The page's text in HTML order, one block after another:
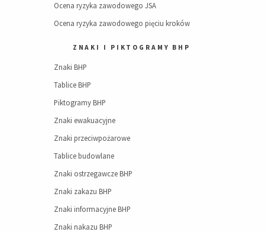
Ocena ryzyka zawodowego JSA
Ocena ryzyka zawodowego pięciu kroków
ZNAKI I PIKTOGRAMY BHP
Znaki BHP
Tablice BHP
Piktogramy BHP
Znaki ewakuacyjne
Znaki przeciwpożarowe
Tablice budowlane
Znaki ostrzegawcze BHP
Znaki zakazu BHP
Znaki informacyjne BHP
Znaki nakazu BHP